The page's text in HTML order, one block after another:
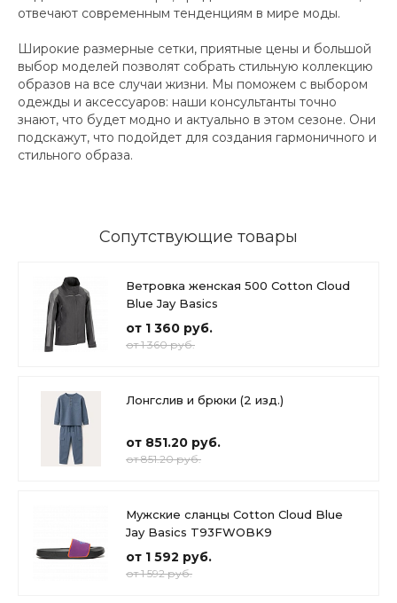
отвечают современным тенденциям в мире моды.
Широкие размерные сетки, приятные цены и большой
выбор моделей позволят собрать стильную коллекцию
образов на все случаи жизни. Мы поможем с выбором
одежды и аксессуаров: наши консультанты точно
знают, что будет модно и актуально в этом сезоне. Они
подскажут, что подойдет для создания гармоничного и
стильного образа.
Сопутствующие товары
Ветровка женская 500 Cotton Cloud
Blue Jay Basics
от 1 360 руб.
от 1 360 руб.
Лонгслив и брюки (2 изд.)
от 851.20 руб.
от 851.20 руб.
Мужские сланцы Cotton Cloud Blue
Jay Basics T93FWOBK9
от 1 592 руб.
от 1 592 руб.